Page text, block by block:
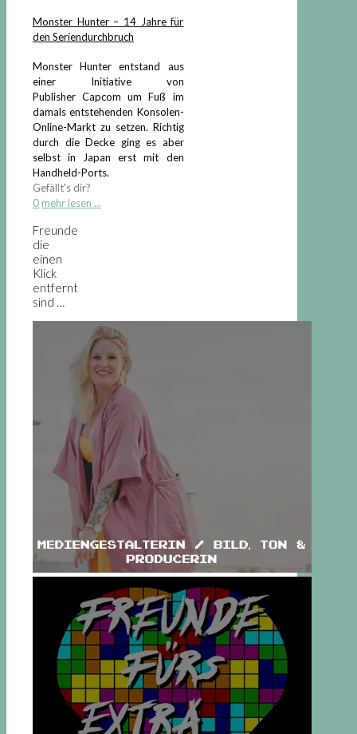
Monster Hunter – 14 Jahre für
den Seriendurchbruch
Monster Hunter entstand aus
einer Initiative von
Publisher Capcom um Fuß im
damals entstehenden Konsolen-
Online-Markt zu setzen. Richtig
durch die Decke ging es aber
selbst in Japan erst mit den
Handheld-Ports.
Gefällt's dir?
0 mehr lesen ...
Freunde
die
einen
Klick
entfernt
sind …